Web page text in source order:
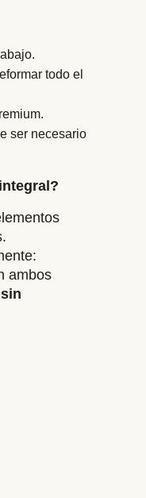
todo el
ser necesario
ambos